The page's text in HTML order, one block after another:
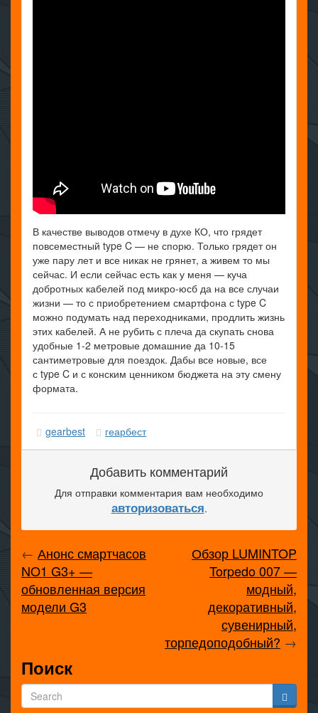
В качестве выводов отмечу в духе КО, что грядет
повсеместный type C — не спорю. Только грядет он
уже пару лет и все никак не грянет, а живем то мы
сейчас. И если сейчас есть как у меня — куча
добротных кабелей под микро-юсб да на все случаи
жизни — то с приобретением смартфона с type C
можно подумать над переходниками, продлить жизнь
этих кабелей. А не рубить с плеча да скупать снова
удобные 1-2 метровые домашние да 10-15
сантиметровые для поездок. Дабы все новые, все
с type C и с конским ценником бюджета на эту смену
формата.
gearbest геарбест
Добавить комментарий
Для отправки комментария вам необходимо
авторизоваться.
← Анонс смартчасов
NO1 G3+ —
обновленная версия
модели G3
Обзор LUMINTOP
Torpedo 007 —
модный,
декоративный,
сувенирный,
торпедоподобный? →
Поиск